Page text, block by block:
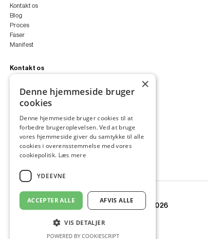
Kontakt os
Blog
Proces
Faser
Manifest
Kontakt os
+45 4252 0011
VA11a
2300 København S
Instagram
LinkedIn
© Copyright PETER FYLLGRAF 2026
×
Denne hjemmeside bruger
cookies
Denne hjemmeside bruger cookies til at
forbedre brugeroplevelsen. Ved at bruge
vores hjemmeside giver du samtykke til alle
cookies i overensstemmelse med vores
cookiepolitik. Læs mere
YDEEVNE
ACCEPTER ALLE AFVIS ALLE
VIS DETALJER
POWERED BY COOKIESCRIPT